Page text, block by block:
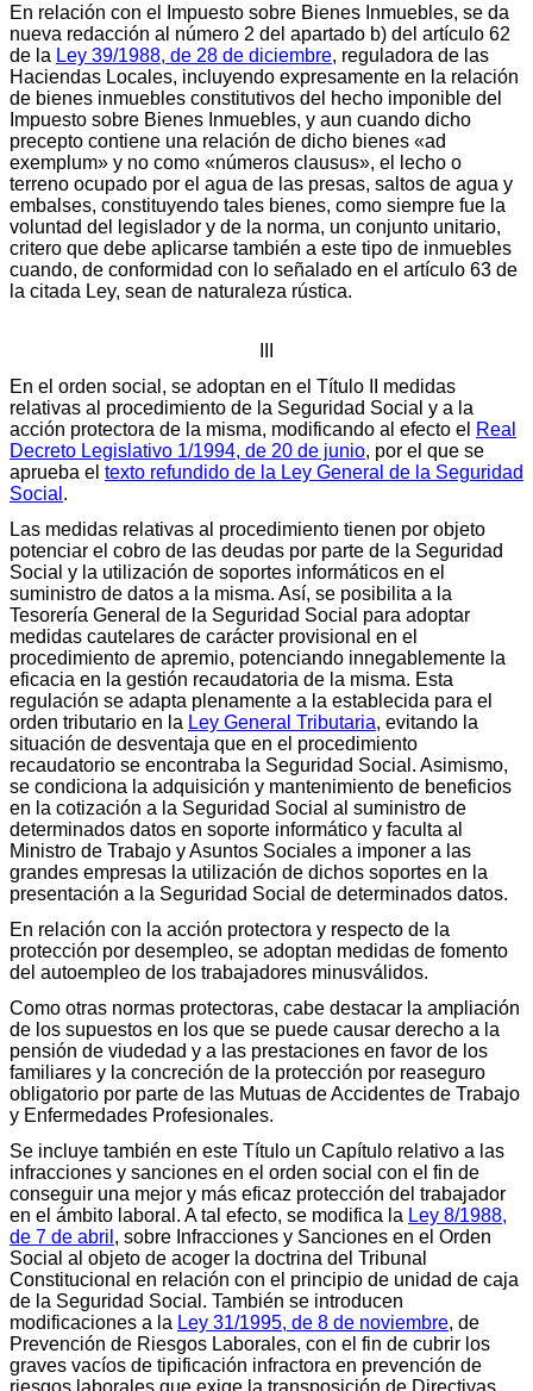
En relación con el Impuesto sobre Bienes Inmuebles, se da
nueva redacción al número 2 del apartado b) del artículo 62
de la Ley 39/1988, de 28 de diciembre, reguladora de las
Haciendas Locales, incluyendo expresamente en la relación
de bienes inmuebles constitutivos del hecho imponible del
Impuesto sobre Bienes Inmuebles, y aun cuando dicho
precepto contiene una relación de dicho bienes «ad
exemplum» y no como «números clausus», el lecho o
terreno ocupado por el agua de las presas, saltos de agua y
embalses, constituyendo tales bienes, como siempre fue la
voluntad del legislador y de la norma, un conjunto unitario,
critero que debe aplicarse también a este tipo de inmuebles
cuando, de conformidad con lo señalado en el artículo 63 de
la citada Ley, sean de naturaleza rústica.
En el orden social, se adoptan en el Título II medidas
relativas al procedimiento de la Seguridad Social y a la
acción protectora de la misma, modificando al efecto el Real
Decreto Legislativo 1/1994, de 20 de junio, por el que se
aprueba el texto refundido de la Ley General de la Seguridad
Social .
Las medidas relativas al procedimiento tienen por objeto
potenciar el cobro de las deudas por parte de la Seguridad
Social y la utilización de soportes informáticos en el
suministro de datos a la misma. Así, se posibilita a la
Tesorería General de la Seguridad Social para adoptar
medidas cautelares de carácter provisional en el
procedimiento de apremio, potenciando innegablemente la
eficacia en la gestión recaudatoria de la misma. Esta
regulación se adapta plenamente a la establecida para el
orden tributario en la Ley General Tributaria, evitando la
situación de desventaja que en el procedimiento
recaudatorio se encontraba la Seguridad Social. Asimismo,
se condiciona la adquisición y mantenimiento de beneficios
en la cotización a la Seguridad Social al suministro de
determinados datos en soporte informático y faculta al
Ministro de Trabajo y Asuntos Sociales a imponer a las
grandes empresas la utilización de dichos soportes en la
presentación a la Seguridad Social de determinados datos.
En relación con la acción protectora y respecto de la
protección por desempleo, se adoptan medidas de fomento
del autoempleo de los trabajadores minusválidos.
Como otras normas protectoras, cabe destacar la ampliación
de los supuestos en los que se puede causar derecho a la
pensión de viudedad y a las prestaciones en favor de los
familiares y la concreción de la protección por reaseguro
obligatorio por parte de las Mutuas de Accidentes de Trabajo
y Enfermedades Profesionales.
Se incluye también en este Título un Capítulo relativo a las
infracciones y sanciones en el orden social con el fin de
conseguir una mejor y más eficaz protección del trabajador
en el ámbito laboral. A tal efecto, se modifica la Ley 8/1988,
de 7 de abril , sobre Infracciones y Sanciones en el Orden
Social al objeto de acoger la doctrina del Tribunal
Constitucional en relación con el principio de unidad de caja
de la Seguridad Social. También se introducen
modificaciones a la Ley 31/1995, de 8 de noviembre, de
Prevención de Riesgos Laborales, con el fin de cubrir los
graves vacíos de tipificación infractora en prevención de
riesgos laborales que exige la transposición de Directivas